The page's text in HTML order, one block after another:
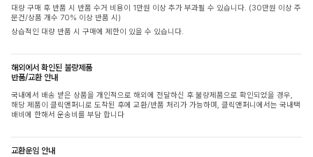
대량 구매 후 반품 시 반품 수거 비용이 1만원 이상 추가 부과될 수 있습니다. (30만원 이상 주
문건/상품 개수 70% 이상 반품 시)
상습적인 대량 반품 시 구매에 제한이 있을 수 있습니다.
해외에서 확인된 불량제품
반품/교환 안내
국내에서 배송 받은 상품을 개인적으로 해외에 전달하신 후 불량제품으로 확인되었을 경우,
해당 제품이 클릭앤퍼니로 도착된 후에 교환/반품 처리가 가능하며, 클릭앤퍼니에서는 국내택
배비에 한해서 운송비를 부담 합니다
교환운임 안내